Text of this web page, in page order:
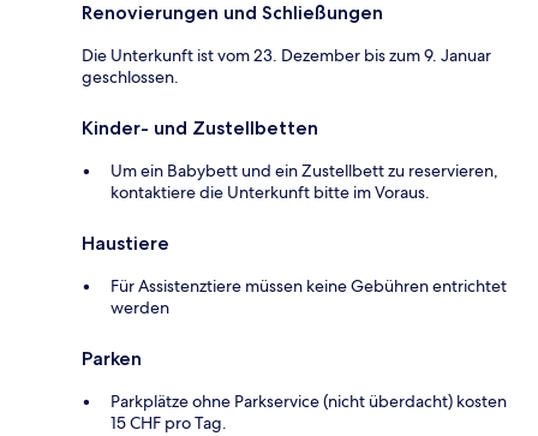
Renovierungen und Schließungen
Die Unterkunft ist vom 23. Dezember bis zum 9. Januar
geschlossen.
Kinder- und Zustellbetten
Um ein Babybett und ein Zustellbett zu reservieren,
kontaktiere die Unterkunft bitte im Voraus.
Haustiere
Für Assistenztiere müssen keine Gebühren entrichtet
werden
Parken
Parkplätze ohne Parkservice (nicht überdacht) kosten
15 CHF pro Tag.